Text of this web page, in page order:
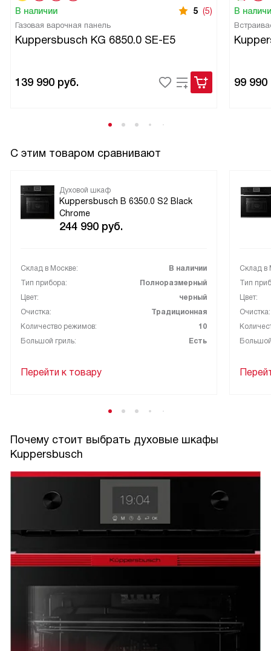
медленного приготовления — мясо становится очень
мягким. Блокировка от детей даёт спокойствие, когда
дома маленькие непоседы. В общем, эта техника сделала
В наличии 5 (5)
Газовая варочная панель
Kuppersbusch KG 6850.0 SE-E5
139 990 руб.
В
99 990
С этим товаром сравнивают
Духовой шкаф
Kuppersbusch B 6350.0 S2 Black
Chrome
244 990 руб.
Склад в Москве:
В наличии
Тип прибора:
Полноразмерный
Цвет:
черный
Очистка:
Традиционная
Количество режимов:
10
Большой гриль:
Есть
Перейти к товару
Склад в
Тип
Цвет:
Очистка:
Почему стоит выбрать духовые шкафы
Kuppersbusch